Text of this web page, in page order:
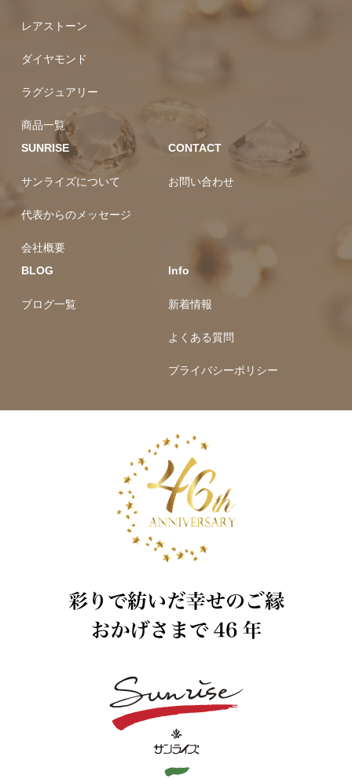
レアストーン
ダイヤモンド
ラグジュアリー
商品一覧
SUNRISE
サンライズについて
代表からのメッセージ
会社概要
CONTACT
お問い合わせ
BLOG
ブログ一覧
Info
新着情報
よくある質問
プライバシーポリシー